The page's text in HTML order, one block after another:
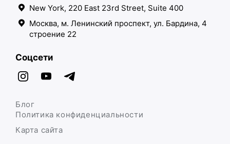
New York, 220 East 23rd Street, Suite 400
Москва, м. Ленинский проспект, ул. Бардина, 4
строение 22
Соцсети
Политика конфиденциальности
Карта сайта
Блог